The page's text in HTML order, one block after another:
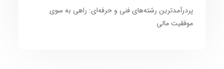
پردرآمدترین رشته‌های فنی و حرفه‌ای: راهی به سوی
موفقیت مالی